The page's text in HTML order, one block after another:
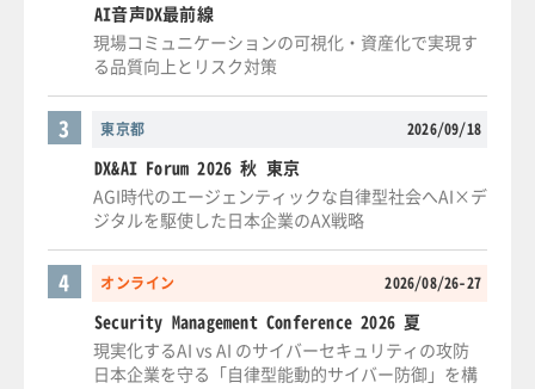
AI音声DX最前線
現場コミュニケーションの可視化・資産化で実現す
る品質向上とリスク対策
東京都 2026/09/18
3
DX&AI Forum 2026 秋 東京
AGI時代のエージェンティックな自律型社会へAI×デ
ジタルを駆使した日本企業のAX戦略
オンライン 2026/08/26-27
4
Security Management Conference 2026 夏
現実化するAI vs AI のサイバーセキュリティの攻防
日本企業を守る「自律型能動的サイバー防御」を構